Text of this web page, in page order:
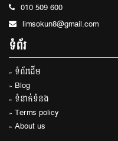
010 509 600
limsokun8@gmail.com
ទំព័រ
» ទំព័រដើម
» Blog
» ទំនាក់ទំនង
» Terms policy
» About us